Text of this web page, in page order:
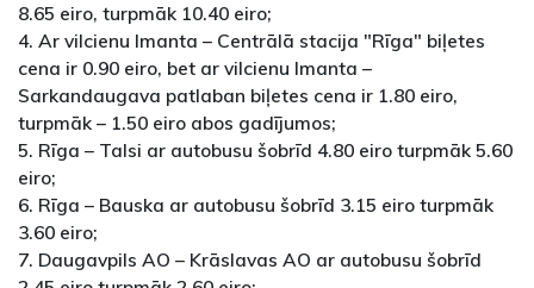
8.65 eiro, turpmāk 10.40 eiro;
4. Ar vilcienu Imanta – Centrālā stacija "Rīga" biļetes
cena ir 0.90 eiro, bet ar vilcienu Imanta –
Sarkandaugava patlaban biļetes cena ir 1.80 eiro,
turpmāk – 1.50 eiro abos gadījumos;
5. Rīga – Talsi ar autobusu šobrīd 4.80 eiro turpmāk 5.60
eiro;
6. Rīga – Bauska ar autobusu šobrīd 3.15 eiro turpmāk
3.60 eiro;
7. Daugavpils AO – Krāslavas AO ar autobusu šobrīd